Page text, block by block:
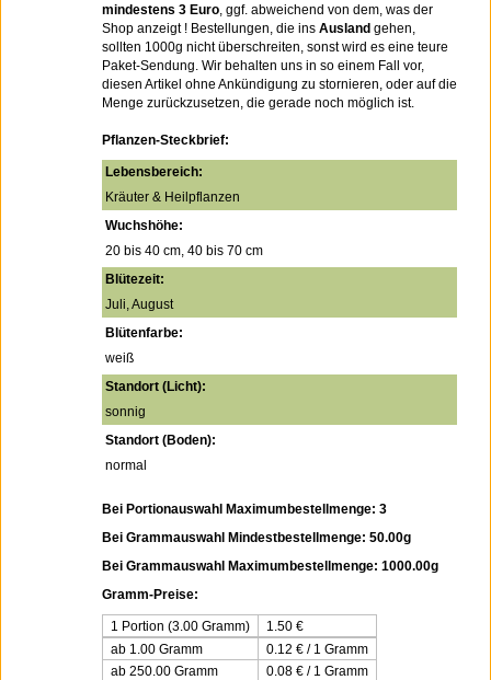
mindestens 3 Euro, ggf. abweichend von dem, was der
Shop anzeigt ! Bestellungen, die ins Ausland gehen,
sollten 1000g nicht überschreiten, sonst wird es eine teure
Paket-Sendung. Wir behalten uns in so einem Fall vor,
diesen Artikel ohne Ankündigung zu stornieren, oder auf die
Menge zurückzusetzen, die gerade noch möglich ist.
Pflanzen-Steckbrief:
Lebensbereich:
Kräuter & Heilpflanzen
Wuchshöhe:
20 bis 40 cm, 40 bis 70 cm
Blütezeit:
Juli, August
Blütenfarbe:
weiß
Standort (Licht):
sonnig
Standort (Boden):
normal
Bei Portionauswahl Maximumbestellmenge: 3
Bei Grammauswahl Mindestbestellmenge: 50.00g
Bei Grammauswahl Maximumbestellmenge: 1000.00g
Gramm-Preise:
1 Portion (3.00 Gramm) 1.50 €
ab 1.00 Gramm
0.12 € / 1 Gramm
ab 250.00 Gramm
0.08 € / 1 Gramm